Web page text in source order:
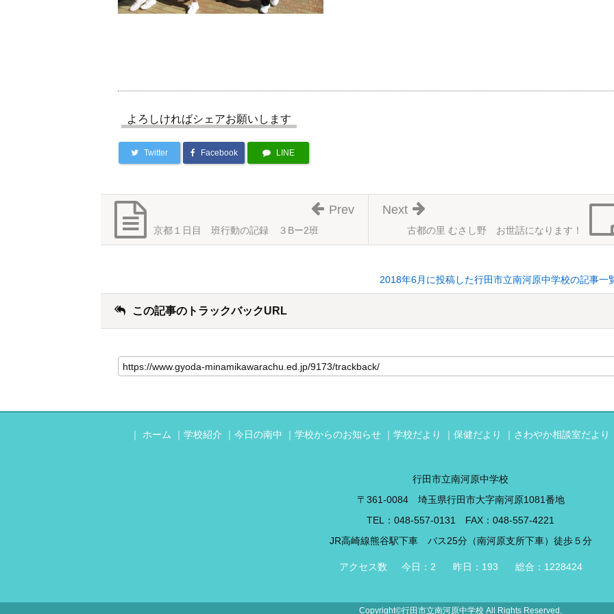
よろしければシェアお願いします
Twitter Facebook LINE
古都の里 むさし野 お世話になります！
Next
京都１日目 班行動の記録 ３Bー2班
Prev
2018年6月に投稿した行田市立南河原中学校の記事一
この記事のトラックバックURL
ホーム 学校紹介 今日の南中 学校からのお知らせ 学校だより 保健だより さわやか相談室だより
行田市立南河原中学校
〒361-0084 埼玉県行田市大字南河原1081番地
TEL： 048-557-0131
FAX：048-557-4221
JR高崎線熊谷駅下車 バス25分（南河原支所下車）徒歩５分
Copyright©行田市立南河原中学校 All Rights Reserved.